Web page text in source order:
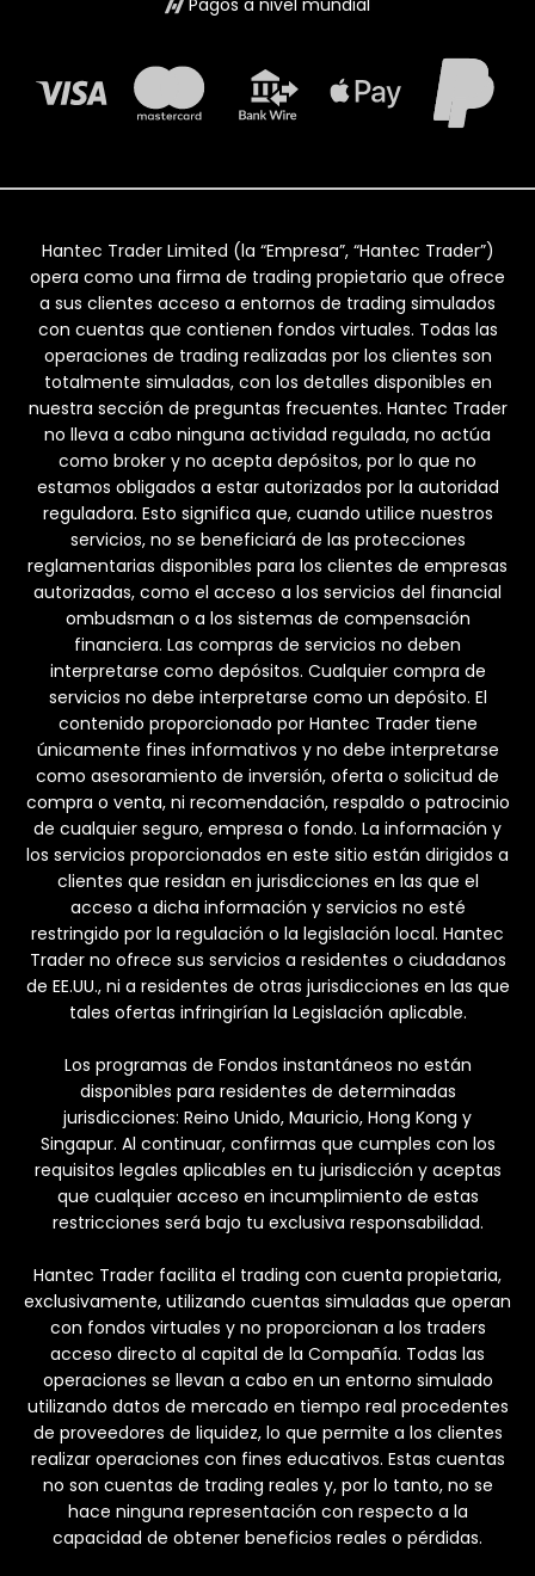
Hantec Trader Limited (la “Empresa”, “Hantec Trader”)
opera como una firma de trading propietario que ofrece
a sus clientes acceso a entornos de trading simulados
con cuentas que contienen fondos virtuales. Todas las
operaciones de trading realizadas por los clientes son
totalmente simuladas, con los detalles disponibles en
nuestra sección de preguntas frecuentes. Hantec Trader
no lleva a cabo ninguna actividad regulada, no actúa
como broker y no acepta depósitos, por lo que no
estamos obligados a estar autorizados por la autoridad
reguladora. Esto significa que, cuando utilice nuestros
servicios, no se beneficiará de las protecciones
reglamentarias disponibles para los clientes de empresas
autorizadas, como el acceso a los servicios del financial
ombudsman o a los sistemas de compensación
financiera. Las compras de servicios no deben
interpretarse como depósitos. Cualquier compra de
servicios no debe interpretarse como un depósito. El
contenido proporcionado por Hantec Trader tiene
únicamente fines informativos y no debe interpretarse
como asesoramiento de inversión, oferta o solicitud de
compra o venta, ni recomendación, respaldo o patrocinio
de cualquier seguro, empresa o fondo. La información y
los servicios proporcionados en este sitio están dirigidos a
clientes que residan en jurisdicciones en las que el
acceso a dicha información y servicios no esté
restringido por la regulación o la legislación local. Hantec
Trader no ofrece sus servicios a residentes o ciudadanos
de EE.UU., ni a residentes de otras jurisdicciones en las que
tales ofertas infringirían la Legislación aplicable.
Los programas de Fondos instantáneos no están
disponibles para residentes de determinadas
jurisdicciones: Reino Unido, Mauricio, Hong Kong y
Singapur. Al continuar, confirmas que cumples con los
requisitos legales aplicables en tu jurisdicción y aceptas
que cualquier acceso en incumplimiento de estas
restricciones será bajo tu exclusiva responsabilidad.
Hantec Trader facilita el trading con cuenta propietaria,
exclusivamente, utilizando cuentas simuladas que operan
con fondos virtuales y no proporcionan a los traders
acceso directo al capital de la Compañía. Todas las
operaciones se llevan a cabo en un entorno simulado
utilizando datos de mercado en tiempo real procedentes
de proveedores de liquidez, lo que permite a los clientes
realizar operaciones con fines educativos. Estas cuentas
no son cuentas de trading reales y, por lo tanto, no se
hace ninguna representación con respecto a la
capacidad de obtener beneficios reales o pérdidas.